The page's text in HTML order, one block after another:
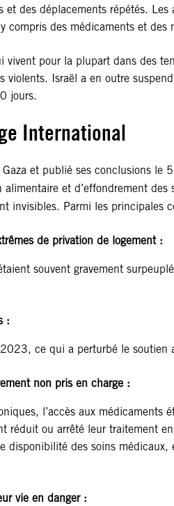
des déplacements répétés.
compris des médicaments et des
vivent pour la plupart dans des
violents. Israël a en outre
jours.
International
et publié ses conclusions le
et d’effondrement
invisibles. Parmi les principales
de privation de logement :
souvent gravement
:
ce qui a perturbé le soutien
non pris en charge :
l’accès aux
ou arrêté leur traitement
disponibilité des soins
vie en danger :